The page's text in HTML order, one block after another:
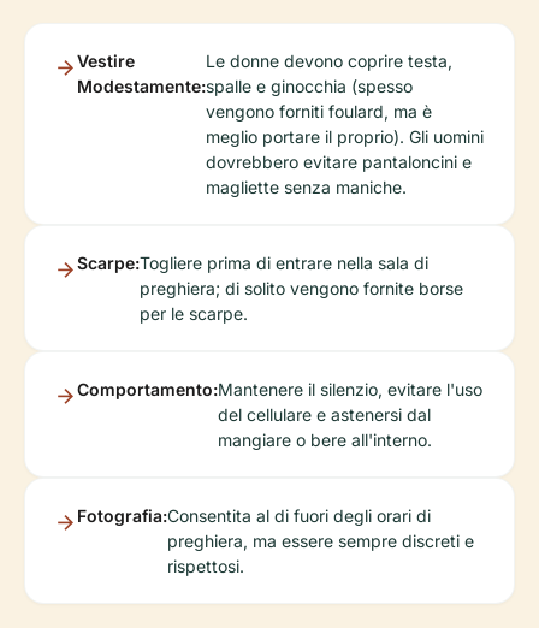
Vestire
Modestamente:
Le donne devono coprire testa,
spalle e ginocchia (spesso
vengono forniti foulard, ma è
meglio portare il proprio). Gli uomini
dovrebbero evitare pantaloncini e
magliette senza maniche.
Scarpe:Togliere prima di entrare nella sala di
preghiera; di solito vengono fornite borse
per le scarpe.
Comportamento:Mantenere il silenzio, evitare l'uso
del cellulare e astenersi dal
mangiare o bere all'interno.
Fotografia:Consentita al di fuori degli orari di
preghiera, ma essere sempre discreti e
rispettosi.